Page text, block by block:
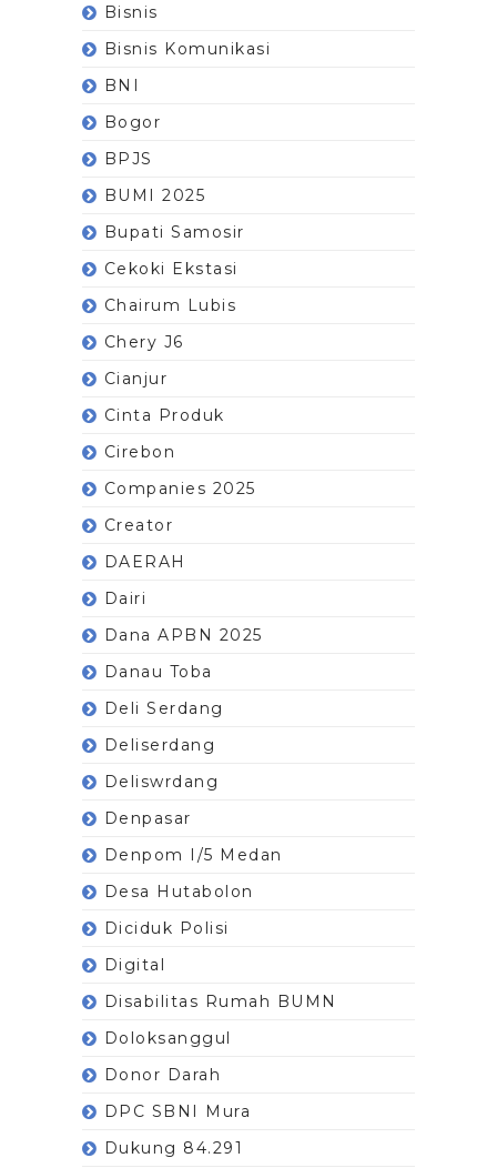
Bisnis
Bisnis Komunikasi
BNI
Bogor
BPJS
BUMI 2025
Bupati Samosir
Cekoki Ekstasi
Chairum Lubis
Chery J6
Cianjur
Cinta Produk
Cirebon
Companies 2025
Creator
DAERAH
Dairi
Dana APBN 2025
Danau Toba
Deli Serdang
Deliserdang
Deliswrdang
Denpasar
Denpom I/5 Medan
Desa Hutabolon
Diciduk Polisi
Digital
Disabilitas Rumah BUMN
Doloksanggul
Donor Darah
DPC SBNI Mura
Dukung 84.291